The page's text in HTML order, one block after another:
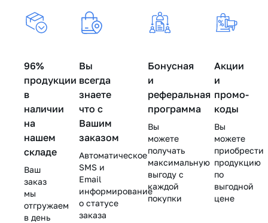
мл
(Мезодерм),
30 мл
(Мезодерм),
30 мл
(Мезодерм),
GiGi
100
96%
продукции
в
наличии
на
нашем
складе
Ваш
заказ
мы
отгружаем
в день
Вы
всегда
знаете
что с
Вашим
заказом
Автоматическое
SMS и
Email
информирование
о статусе
заказа
Бонусная
и
реферальная
программа
Вы
можете
получать
максимальную
выгоду с
каждой
покупки
Акции
и
промо-
коды
Вы
можете
приобрести
продукцию
по
выгодной
цене